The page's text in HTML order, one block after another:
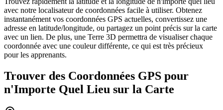
avec notre localisateur de coordonnées facile à utiliser. Obtenez
instantanément vos coordonnées GPS actuelles, convertissez une
adresse en latitude/longitude, ou partagez un point précis sur la carte
avec un lien. De plus, une Terre 3D permettra de visualiser chaque
coordonnée avec une couleur différente, ce qui est très précieux
pour les apprenants.
Trouver des Coordonnées GPS pour
n'Importe Quel Lieu sur la Carte